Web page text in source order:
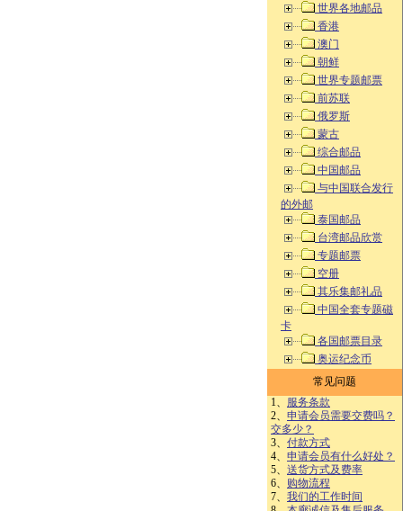
世界各地邮品
香港
澳门
朝鲜
世界专题邮票
前苏联
俄罗斯
蒙古
综合邮品
中国邮品
与中国联合发行
的外邮
泰国邮品
台湾邮品欣赏
专题邮票
空册
其乐集邮礼品
中国全套专题磁
卡
各国邮票目录
奥运纪念币
常见问题
1、 服务条款
2、 申请会员需要交费吗？
交多少？
3、 付款方式
4、 申请会员有什么好处？
5、 送货方式及费率
6、 购物流程
7、 我们的工作时间